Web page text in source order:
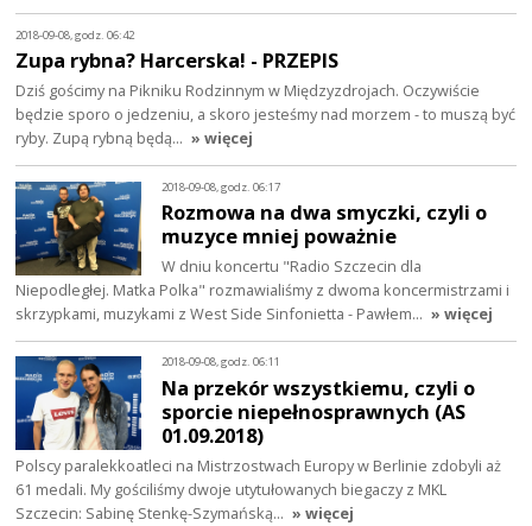
2018-09-08, godz. 06:42
Zupa rybna? Harcerska! - PRZEPIS
Dziś gościmy na Pikniku Rodzinnym w Międzyzdrojach. Oczywiście
będzie sporo o jedzeniu, a skoro jesteśmy nad morzem - to muszą być
ryby. Zupą rybną będą… » więcej
2018-09-08, godz. 06:17
Rozmowa na dwa smyczki, czyli o
muzyce mniej poważnie
W dniu koncertu "Radio Szczecin dla
Niepodległej. Matka Polka" rozmawialiśmy z dwoma koncermistrzami i
skrzypkami, muzykami z West Side Sinfonietta - Pawłem… » więcej
2018-09-08, godz. 06:11
Na przekór wszystkiemu, czyli o
sporcie niepełnosprawnych (AS
01.09.2018)
Polscy paralekkoatleci na Mistrzostwach Europy w Berlinie zdobyli aż
61 medali. My gościliśmy dwoje utytułowanych biegaczy z MKL
Szczecin: Sabinę Stenkę-Szymańską… » więcej